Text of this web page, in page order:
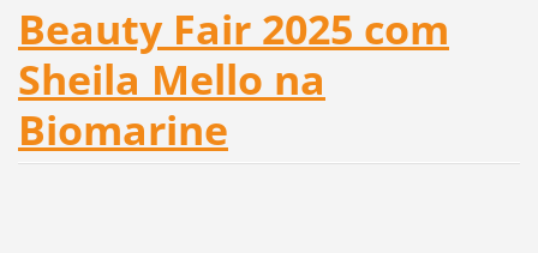
Beauty Fair 2025 com
Sheila Mello na
Biomarine